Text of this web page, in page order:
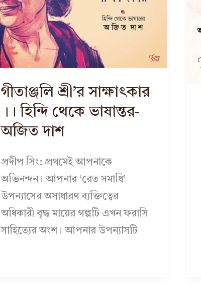
গীতাঞ্জলি শ্রী’র সাক্ষাৎকার
।। হিন্দি থেকে ভাষান্তর-
অজিত দাশ
প্রদীপ সিং: প্রথমেই আপনাকে
অভিনন্দন। আপনার ‘রেত সমাধি’
উপন্যাসের অসাধারণ ব্যক্তিত্বের
অধিকারী বৃদ্ধ মায়ের গল্পটি এখন ফরাসি
সাহিত্যের অংশ। আপনার উপন্যাসটি